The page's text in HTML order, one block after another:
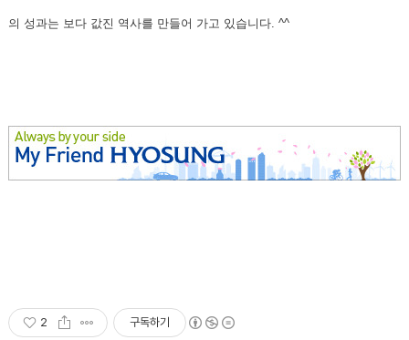
의 성과는 보다 값진 역사를 만들어 가고 있습니다. ^^
2 구독하기